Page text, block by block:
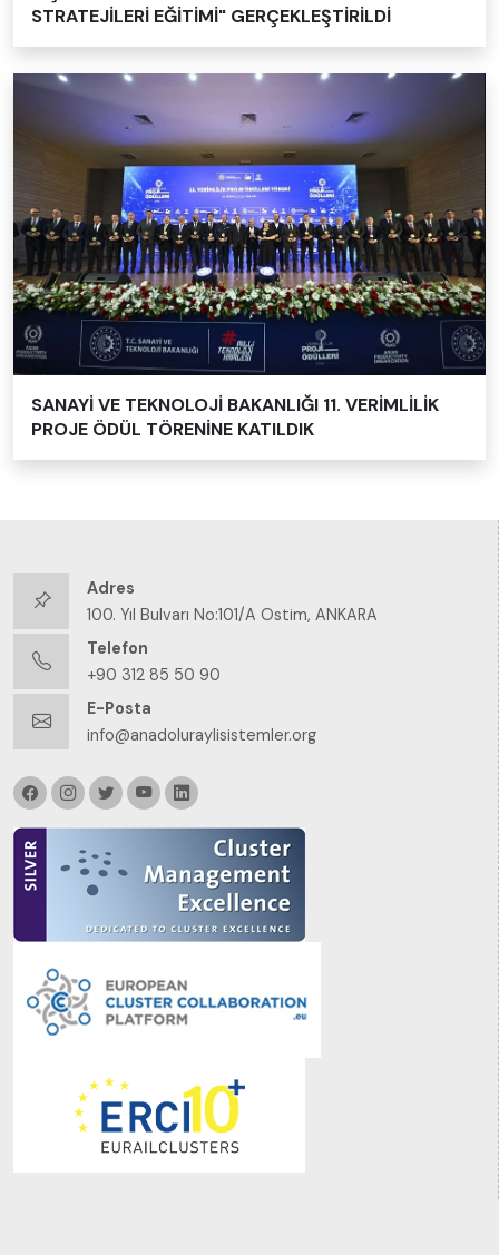
STRATEJİLERİ EĞİTİMİ" GERÇEKLEŞTİRİLDİ
SANAYİ VE TEKNOLOJİ BAKANLIĞI 11. VERİMLİLİK
PROJE ÖDÜL TÖRENİNE KATILDIK
Adres
100. Yıl Bulvarı No:101/A Ostim, ANKARA
Telefon
+90 312 85 50 90
E-Posta
info@anadoluraylisistemler.org